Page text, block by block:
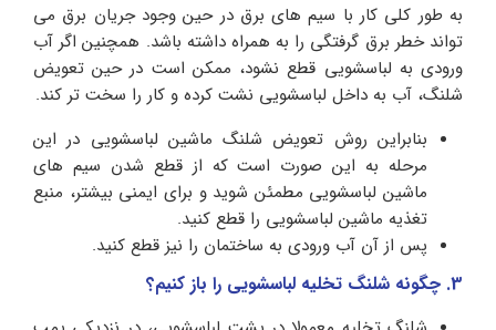
به طور کلی کار با سیم‌ های برق در حین وجود جریان برق می‌
تواند خطر برق‌ گرفتگی را به همراه داشته باشد. همچنین اگر آب
ورودی به لباسشویی قطع نشود، ممکن است در حین تعویض
شلنگ، آب به داخل لباسشویی نشت کرده و کار را سخت تر کند.
بنابراین روش تعویض شلنگ ماشین لباسشویی در این
مرحله به این صورت است که از قطع شدن سیم های
ماشین لباسشویی مطمئن شوید و برای ایمنی بیشتر، منبع
تغذیه ماشین لباسشویی را قطع کنید.
پس از آن آب ورودی به ساختمان را نیز قطع کنید.
3. چگونه شلنگ تخلیه لباسشویی را باز کنیم؟